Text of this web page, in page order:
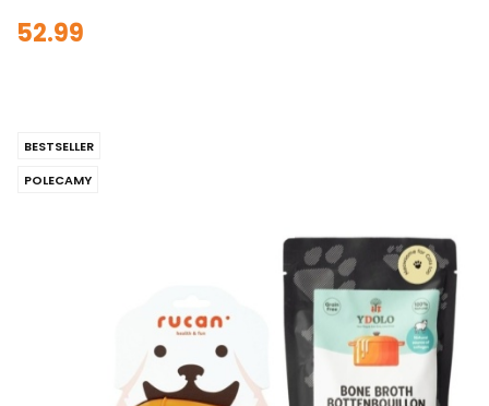
52.99
BESTSELLER
POLECAMY